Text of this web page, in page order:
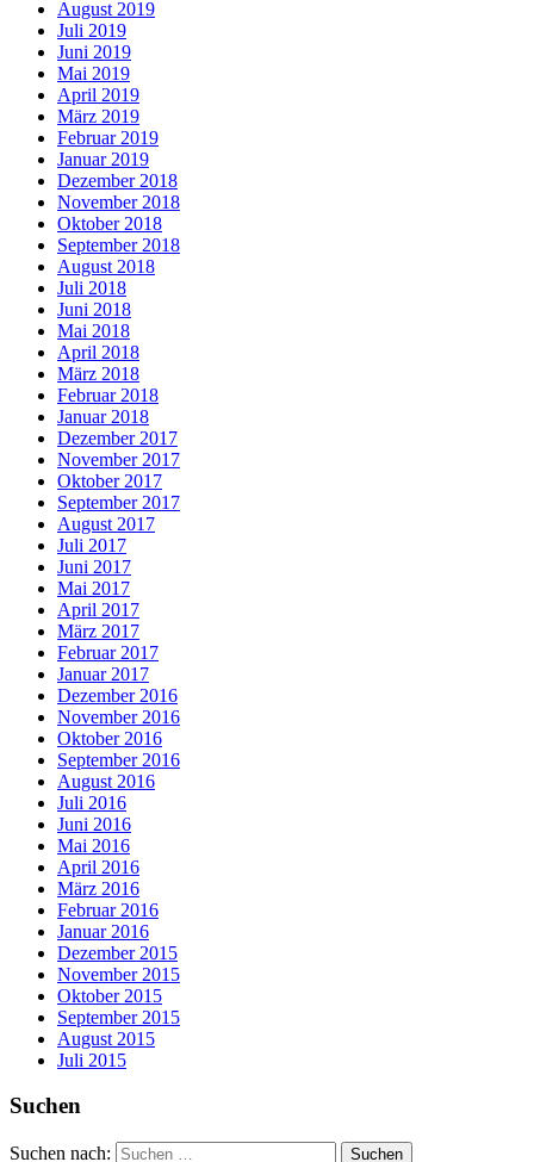
August 2019
Juli 2019
Juni 2019
Mai 2019
April 2019
März 2019
Februar 2019
Januar 2019
Dezember 2018
November 2018
Oktober 2018
September 2018
August 2018
Juli 2018
Juni 2018
Mai 2018
April 2018
März 2018
Februar 2018
Januar 2018
Dezember 2017
November 2017
Oktober 2017
September 2017
August 2017
Juli 2017
Juni 2017
Mai 2017
April 2017
März 2017
Februar 2017
Januar 2017
Dezember 2016
November 2016
Oktober 2016
September 2016
August 2016
Juli 2016
Juni 2016
Mai 2016
April 2016
März 2016
Februar 2016
Januar 2016
Dezember 2015
November 2015
Oktober 2015
September 2015
August 2015
Juli 2015
Suchen
Suchen nach: